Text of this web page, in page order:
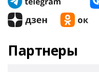
Партнеры